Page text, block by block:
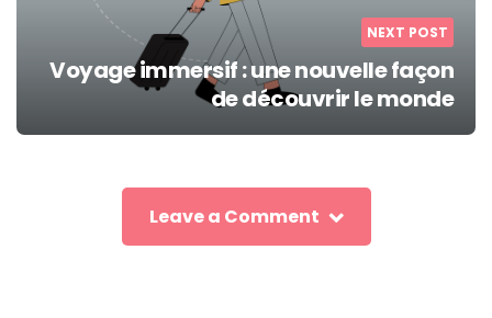
NEXT POST
Voyage immersif : une nouvelle façon
de découvrir le monde
Leave a Comment